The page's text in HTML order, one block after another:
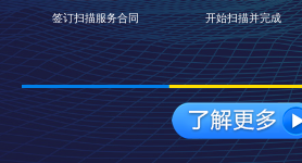
签订扫描服务合同 开始扫描并完成